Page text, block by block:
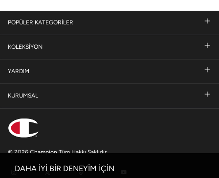
POPÜLER KATEGORİLER
KOLEKSİYON
YARDIM
KURUMSAL
© 2026 Champion Tüm Hakkı Saklıdır
DAHA İYİ BİR DENEYİM İÇİN